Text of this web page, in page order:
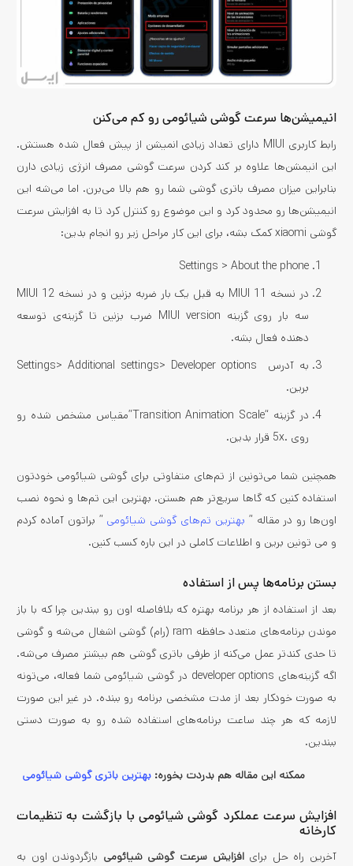
انیمیشن­‌ها سرعت گوشی شیائومی رو کم می‌‌کنن
رابط کاربری MIUI دارای تعداد زیادی انمیشن از پیش فعال شده هستش.
این انیمشن‌­ها علاوه بر کند کردن سرعت گوشی مصرف انرژی زیادی دارن
بنابراین میزان مصرف باتری گوشی شما رو هم بالا می‌برن. اما می‌شه این
انیمیشن‌­ها رو محدود کرد و این موضوع رو کنترل کرد تا به افزایش سرعت
گوشی xiaomi کمک بشه، برای این کار مراحل زیر رو انجام بدین:
Settings > About the phone
در نسخه MIUI 11 به قبل یک بار ضربه بزنین و در نسخه MIUI 12
سه بار روی گزینه MIUI version ضرب بزنین تا گزینه‌­ی توسعه
دهنده فعال بشه.
به آدرس Settings> Additional settings> Developer options
برین.
در گزینه “Transition Animation Scale”مقیاس مشخص شده رو
روی .5x قرار بدین.
همچنین شما می‌تونین از تم‌های متفاوتی برای گوشی شیائومی خودتون
استفاده کنین که گاها سریع‌تر هم هستن. بهترین این تم‌ها و نحوه نصب
اون‌ها رو در مقاله ” بهترین تم‌های گوشی شیائومی ” براتون آماده کردم
و می تونین برین و اطلاعات کاملی در این باره کسب کنین.
بستن برنامه‌ها پس از استفاده
بعد از استفاده از هر برنامه بهتره که بلافاصله اون رو ببندین چرا که با باز
موندن برنامه‌­های متعدد حافظه ram (رام) گوشی اشغال می‌شه و گوشی
تا حدی کندتر عمل می‌­کنه از طرفی باتری گوشی هم بیشتر مصرف می­‌شه.
اگه گزینه‌­های developer options در گوشی شیائومی شما فعاله، می‌­تونه
به صورت خودکار بعد از مدت مشخصی برنامه رو ببنده. در غیر این صورت
لازمه که هر چند ساعت برنامه­‌های استفاده شده رو به صورت دستی
ببندین.
ممکنه این مقاله هم بدردت بخوره: بهترین باتری گوشی شیائومی
افزایش سرعت عملکرد گوشی شیائومی با بازگشت به تنظیمات
کارخانه
آخرین راه حل برایافزایش سرعت گوشی شیائومی بازگردوندن اون به